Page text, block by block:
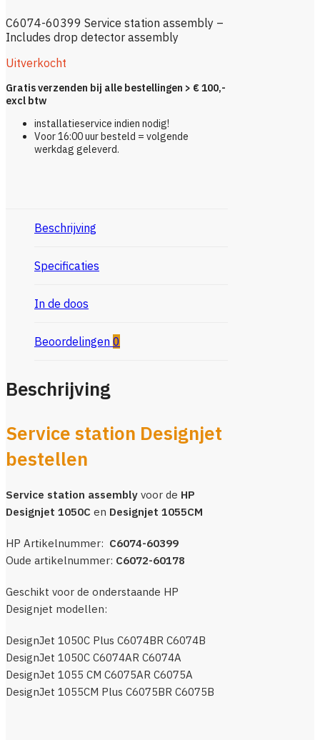
C6074-60399 Service station assembly –
Includes drop detector assembly
Uitverkocht
Gratis verzenden bij alle bestellingen > € 100,-
excl btw
installatieservice indien nodig!
Voor 16:00 uur besteld = volgende
werkdag geleverd.
Beschrijving
Specificaties
In de doos
Beoordelingen 0
Beschrijving
Service station Designjet
bestellen
Service station assembly voor de HP
Designjet 1050C en Designjet 1055CM
HP Artikelnummer: C6074-60399
Oude artikelnummer: C6072-60178
Geschikt voor de onderstaande HP
Designjet modellen:
DesignJet 1050C Plus C6074BR C6074B
DesignJet 1050C C6074AR C6074A
DesignJet 1055 CM C6075AR C6075A
DesignJet 1055CM Plus C6075BR C6075B